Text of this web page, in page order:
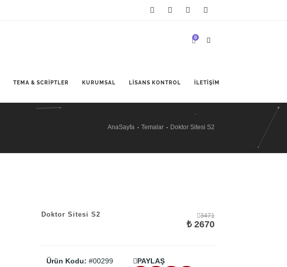
0
TEMA & SCRIPTLER KURUMSAL LISANS KONTROL İLETIŞIM
AnaSayfa Temalar Doktor Sitesi S2
Doktor Sitesi S2 3471
₺ 2670
Ürün Kodu: #00299 PAYLAŞ